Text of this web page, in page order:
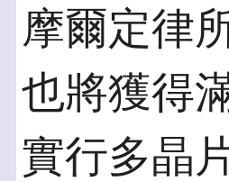
摩爾定律
也將獲得
實行多晶